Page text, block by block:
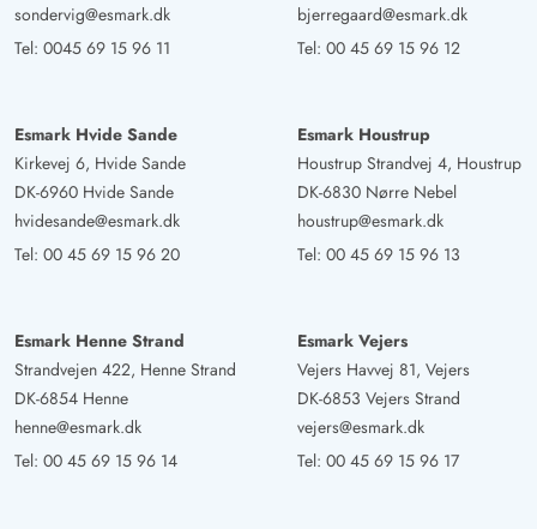
sondervig@esmark.dk
Tel: 0045 69 15 96 11
bjerregaard@esmark.dk
Tel: 00 45 69 15 96 12
Esmark Hvide Sande
Kirkevej 6, Hvide Sande
DK-6960 Hvide Sande
hvidesande@esmark.dk
Tel: 00 45 69 15 96 20
Esmark Houstrup
Houstrup Strandvej 4, Houstrup
DK-6830 Nørre Nebel
houstrup@esmark.dk
Tel: 00 45 69 15 96 13
Esmark Henne Strand
Strandvejen 422, Henne Strand
DK-6854 Henne
henne@esmark.dk
Tel: 00 45 69 15 96 14
Esmark Vejers
Vejers Havvej 81, Vejers
DK-6853 Vejers Strand
vejers@esmark.dk
Tel: 00 45 69 15 96 17